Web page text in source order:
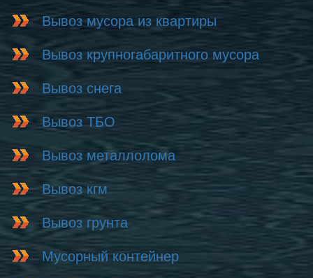
Вывоз мусора из квартиры
Вывоз крупногабаритного мусора
Вывоз снега
Вывоз ТБО
Вывоз металлолома
Вывоз кгм
Вывоз грунта
Мусорный контейнер